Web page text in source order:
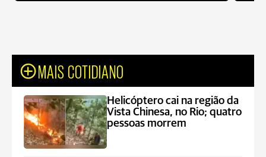
MAIS COTIDIANO
Helicóptero cai na região da
Vista Chinesa, no Rio; quatro
pessoas morrem